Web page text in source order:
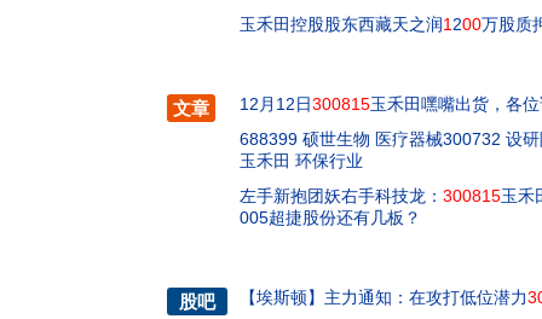
玉禾田控股股东西藏天之润1 200万股质
文章 12月12日300815玉禾田嘿嘴出货，各
688399 硕世生物 医疗器械300732 设
玉禾田 环保行业
左手新抱团妖右手科技龙： 300815玉禾
005超捷股份还有几板？
股吧 【埃斯顿】 主力通知：在攻打低位潜力